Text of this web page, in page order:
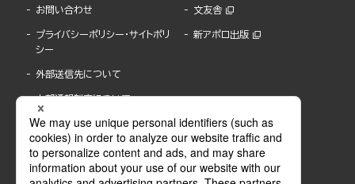
お問い合わせ
プライバシーポリシー・サイトポリ
シー
外部送信先について
内部通報制度について
文友舎
新アポロ出版